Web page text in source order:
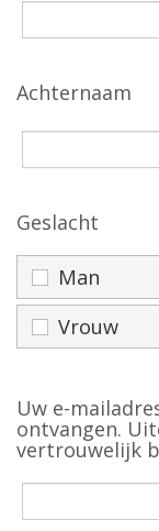
Achternaam
Geslacht
Man
Vrouw
Uw e-
ontvangen.
vertrouwelijk